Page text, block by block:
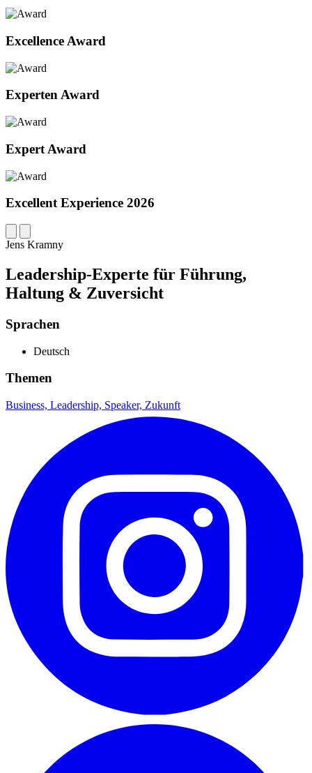
Excellence Award
Experten Award
Expert Award
Excellent Experience 2026
Jens Kramny
Leadership-Experte für Führung,
Haltung & Zuversicht
Sprachen
Deutsch
Themen
Business, Leadership, Speaker, Zukunft